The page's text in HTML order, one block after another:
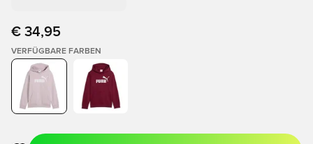
€ 34,95
VERFÜGBARE FARBEN